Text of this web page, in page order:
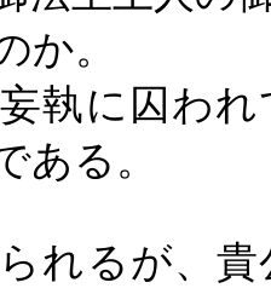
か。
執に囚わ
ある。
れるが、